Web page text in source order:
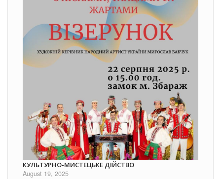
КУЛЬТУРНО-МИСТЕЦЬКЕ ДІЙСТВО
August 19, 2025